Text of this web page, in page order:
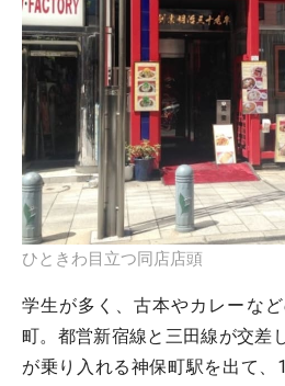
ひときわ目立つ同店店頭
学生が多く、古本やカレーな
町。都営新宿線と三田線が交差
が乗り入れる神保町駅を出て